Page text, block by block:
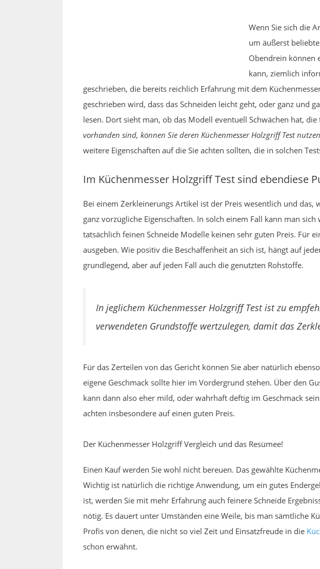
Wenn Sie sich die
um äußerst
Obendrein können
kann, ziemlich
geschrieben, die bereits reichlich Erfahrung mit dem
geschrieben wird, dass das Schneiden leicht geht, oder ganz und
lesen. Dort sieht man, ob das Modell eventuell Schwächen hat,
vorhanden sind, können Sie deren Küchenmesser Holzgriff Test
weitere Eigenschaften auf die Sie achten sollten, die in solchen
Im Küchenmesser Holzgriff Test sind ebendiese
Bei einem Zerkleinerungs Artikel ist der Preis wesentlich und
ganz vorzügliche Eigenschaften. In solch einem Fall kann man
tatsächlich feinen Schneide Modelle keinen sehr guten Preis. Für
ausgeben. Wie positiv die Beschaffenheit an sich ist, hängt auf
grundlegend, aber auf jeden Fall auch die genutzten Rohstoffe.
In jeglichem Küchenmesser Holzgriff Test ist zu
verwendeten Grundstoffe wertzulegen, damit das
Für das Zerteilen von das Gericht können Sie aber natürlich
eigene Geschmack sollte hier im Vordergrund stehen. Über den
kann dann also eher mild, oder wahrhaft deftig im Geschmack
achten insbesondere auf einen guten Preis.
Der Küchenmesser Holzgriff Vergleich und das Resümee!
Einen Kauf werden Sie wohl nicht bereuen. Das gewählte
Wichtig ist natürlich die richtige Anwendung, um ein gutes
ist, werden Sie mit mehr Erfahrung auch feinere Schneide
nötig. Es dauert unter Umständen eine Weile, bis man sämtliche
Profis von denen, die nicht so viel Zeit und Einsatzfreude in die
schon erwähnt.